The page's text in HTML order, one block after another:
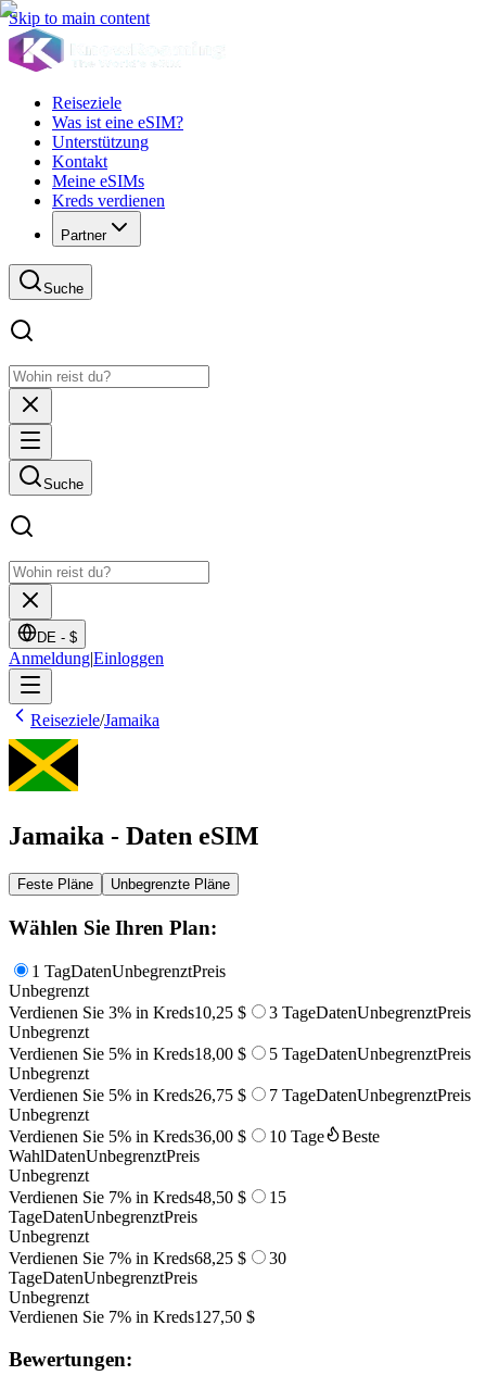
Skip to main content
Reiseziele
Was ist eine eSIM?
Unterstützung
Kontakt
Meine eSIMs
Kreds verdienen
Partner
Suche
Suche
DE - $
Anmeldung|Einloggen
Reiseziele/Jamaika
Jamaika - Daten eSIM
Feste Pläne Unbegrenzte Pläne
Wählen Sie Ihren Plan:
1 TagDatenUnbegrenztPreis
Unbegrenzt
Verdienen Sie 3% in Kreds10,25 $ 3 TageDatenUnbegrenztPreis
Unbegrenzt
Verdienen Sie 5% in Kreds18,00 $ 5 TageDatenUnbegrenztPreis
Unbegrenzt
Verdienen Sie 5% in Kreds26,75 $ 7 TageDatenUnbegrenztPreis
Unbegrenzt
Verdienen Sie 5% in Kreds36,00 $ 10 Tage
Beste
WahlDatenUnbegrenztPreis
Unbegrenzt
Verdienen Sie 7% in Kreds48,50 $
15
TageDatenUnbegrenztPreis
Unbegrenzt
Verdienen Sie 7% in Kreds68,25 $
30
TageDatenUnbegrenztPreis
Unbegrenzt
Verdienen Sie 7% in Kreds127,50 $
Bewertungen: